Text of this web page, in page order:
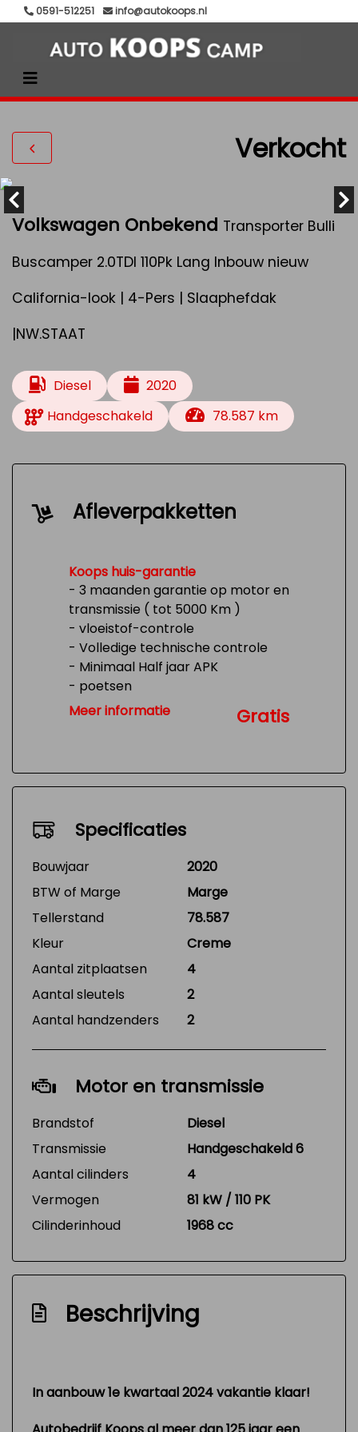
0591-512251 info@autokoops.nl
Verkocht
Volkswagen Onbekend Transporter Bulli
Buscamper 2.0TDI 110Pk Lang Inbouw nieuw
California-look | 4-Pers | Slaaphefdak
|NW.STAAT
Diesel
2020
Handgeschakeld
78.587 km
Afleverpakketten
Koops huis-garantie
- 3 maanden garantie op motor en
transmissie ( tot 5000 Km )
- vloeistof-controle
- Volledige technische controle
- Minimaal Half jaar APK
- poetsen
- Tank 1/4 vol
Meer informatie Gratis
Specificaties
Bouwjaar
2020
BTW of Marge
Marge
Tellerstand
78.587
Kleur
Creme
Aantal zitplaatsen
4
Aantal sleutels
2
Aantal handzenders
2
Motor en transmissie
Brandstof
Diesel
Transmissie
Handgeschakeld 6
Aantal cilinders
4
Vermogen
81 kW / 110 PK
Cilinderinhoud
1968 cc
Beschrijving
In aanbouw 1e kwartaal 2024 vakantie klaar!